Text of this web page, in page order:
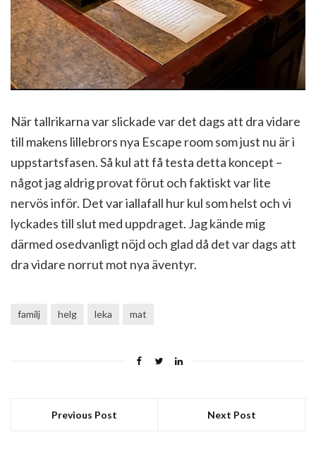
När tallrikarna var slickade var det dags att dra vidare
till makens lillebrors nya Escape room som just nu är i
uppstartsfasen. Så kul att få testa detta koncept –
något jag aldrig provat förut och faktiskt var lite
nervös inför. Det var iallafall hur kul som helst och vi
lyckades till slut med uppdraget. Jag kände mig
därmed osedvanligt nöjd och glad då det var dags att
dra vidare norrut mot nya äventyr.
familj helg leka mat
Previous Post Next Post